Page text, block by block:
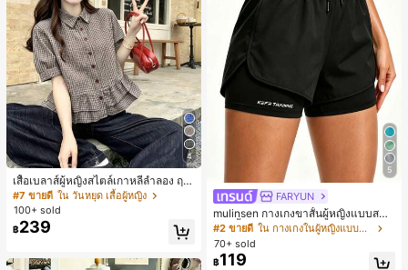
4
เสื้อเบลาส์ผู้หญิงสไตล์เกาหลีลำลอง ฤดู
ใบไม้ผลิ/ฤดูร้อนใหม่ ชายระบาย ชิคแล
ะหรูหรา
#7 ขายดี ใน วันหยุด เสื้อผู้หญิง
100+ sold
฿239
5
FARYUN
mulinsen กางเกงขาสั้นผู้หญิงแบบสบา
ยๆ สีพื้น หลวม อเนกประสงค์ กางเกงขา
สั้นกีฬา 2-In-1 สำหรับวิ่ง ฟิตเนส และก
ารฝึกซ้อมกีฬาในฤดูร้อน
#2 ขายดี
ใน กางเกงในผู้หญิงแบบแอคทีฟ
70+ sold
฿119